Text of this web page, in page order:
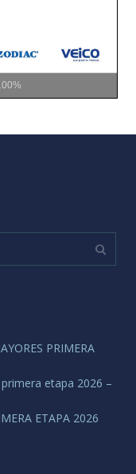
PRIMERA
etapa 2026 –
ETAPA 2026